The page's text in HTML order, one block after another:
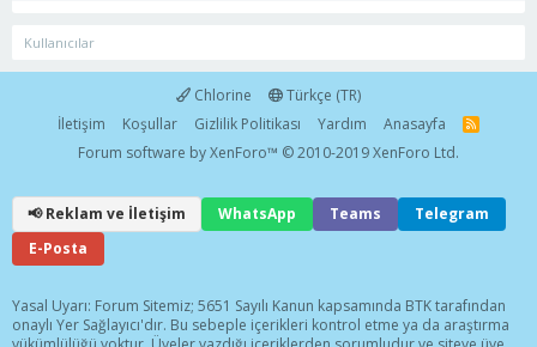
Kullanıcılar
Chlorine
Türkçe (TR)
İletişim
Koşullar Gizlilik Politikası Yardım Anasayfa
R
S
Forum software by XenForo™ © 2010-2019 XenForo Ltd.
📢 Reklam ve İletişim WhatsApp Teams
Telegram
E-Posta
Yasal Uyarı: Forum Sitemiz; 5651 Sayılı Kanun kapsamında BTK tarafından
onaylı Yer Sağlayıcı'dır. Bu sebeple içerikleri kontrol etme ya da araştırma